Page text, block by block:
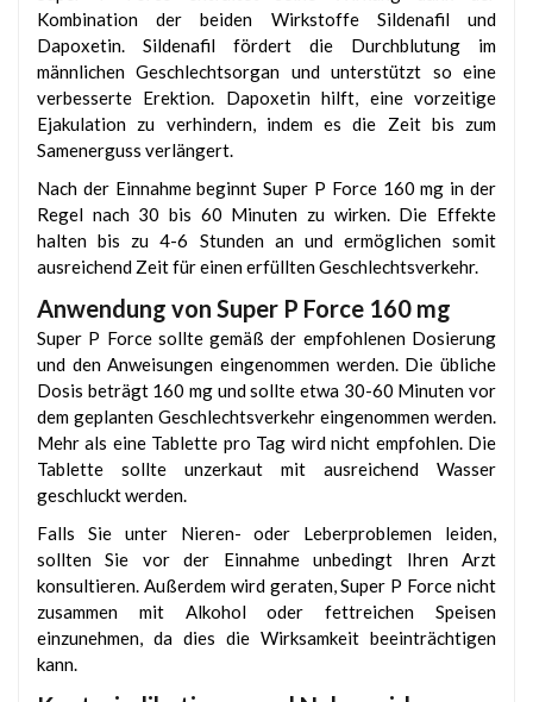
Kombination der beiden Wirkstoffe Sildenafil und
Dapoxetin. Sildenafil fördert die Durchblutung im
männlichen Geschlechtsorgan und unterstützt so eine
verbesserte Erektion. Dapoxetin hilft, eine vorzeitige
Ejakulation zu verhindern, indem es die Zeit bis zum
Samenerguss verlängert.
Nach der Einnahme beginnt Super P Force 160 mg in der
Regel nach 30 bis 60 Minuten zu wirken. Die Effekte
halten bis zu 4-6 Stunden an und ermöglichen somit
ausreichend Zeit für einen erfüllten Geschlechtsverkehr.
Anwendung von Super P Force 160 mg
Super P Force sollte gemäß der empfohlenen Dosierung
und den Anweisungen eingenommen werden. Die übliche
Dosis beträgt 160 mg und sollte etwa 30-60 Minuten vor
dem geplanten Geschlechtsverkehr eingenommen werden.
Mehr als eine Tablette pro Tag wird nicht empfohlen. Die
Tablette sollte unzerkaut mit ausreichend Wasser
geschluckt werden.
Falls Sie unter Nieren- oder Leberproblemen leiden,
sollten Sie vor der Einnahme unbedingt Ihren Arzt
konsultieren. Außerdem wird geraten, Super P Force nicht
zusammen mit Alkohol oder fettreichen Speisen
einzunehmen, da dies die Wirksamkeit beeinträchtigen
kann.